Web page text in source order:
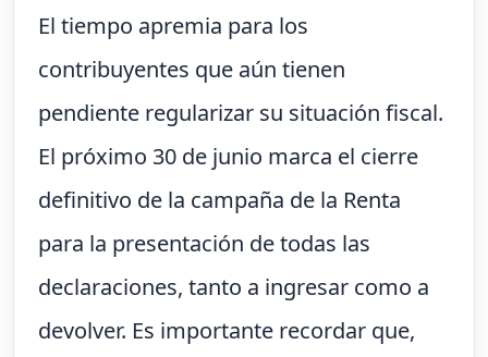
El tiempo apremia para los
contribuyentes que aún tienen
pendiente regularizar su situación fiscal.
El próximo 30 de junio marca el cierre
definitivo de la campaña de la Renta
para la presentación de todas las
declaraciones, tanto a ingresar como a
devolver. Es importante recordar que,